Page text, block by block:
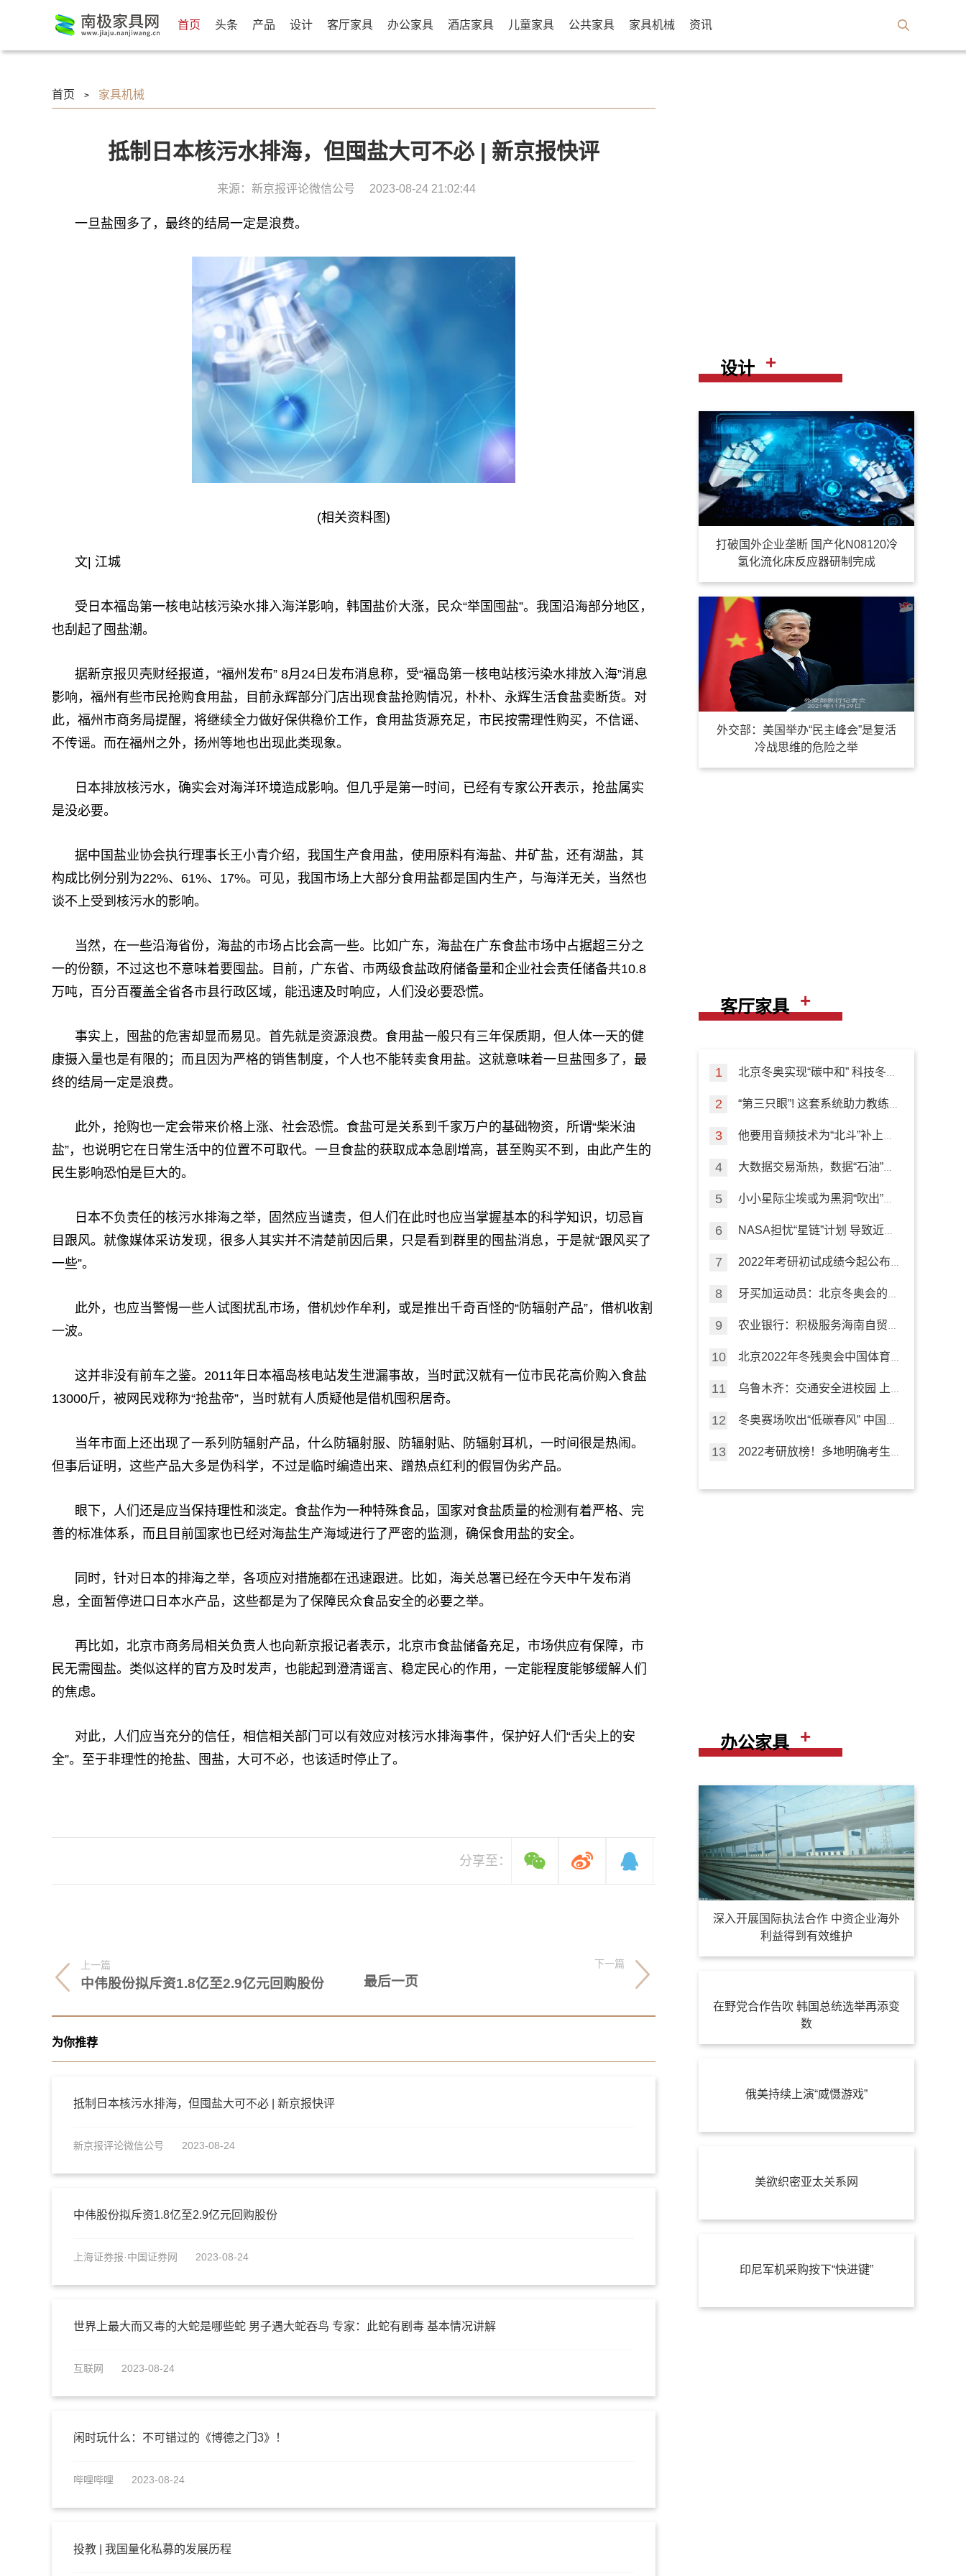
首页 头条 产品 设计 客厅家具 办公家具 酒店家具 儿童家具 公共家具 家具机械 资讯
首页 > 家具机械
抵制日本核污水排海，但囤盐大可不必 | 新京报快评
来源：新京报评论微信公号 2023-08-24 21:02:44
一旦盐囤多了，最终的结局一定是浪费。
(相关资料图)
文| 江城
受日本福岛第一核电站核污染水排入海洋影响，韩国盐价大涨，民众“举国囤盐”。我国沿海部分地区，
也刮起了囤盐潮。
据新京报贝壳财经报道，“福州发布” 8月24日发布消息称，受“福岛第一核电站核污染水排放入海”消息
影响，福州有些市民抢购食用盐，目前永辉部分门店出现食盐抢购情况，朴朴、永辉生活食盐卖断货。对
此，福州市商务局提醒，将继续全力做好保供稳价工作，食用盐货源充足，市民按需理性购买，不信谣、
不传谣。而在福州之外，扬州等地也出现此类现象。
日本排放核污水，确实会对海洋环境造成影响。但几乎是第一时间，已经有专家公开表示，抢盐属实
是没必要。
据中国盐业协会执行理事长王小青介绍，我国生产食用盐，使用原料有海盐、井矿盐，还有湖盐，其
构成比例分别为22%、61%、17%。可见，我国市场上大部分食用盐都是国内生产，与海洋无关，当然也
谈不上受到核污水的影响。
当然，在一些沿海省份，海盐的市场占比会高一些。比如广东，海盐在广东食盐市场中占据超三分之
一的份额，不过这也不意味着要囤盐。目前，广东省、市两级食盐政府储备量和企业社会责任储备共10.8
万吨，百分百覆盖全省各市县行政区域，能迅速及时响应，人们没必要恐慌。
事实上，囤盐的危害却显而易见。首先就是资源浪费。食用盐一般只有三年保质期，但人体一天的健
康摄入量也是有限的；而且因为严格的销售制度，个人也不能转卖食用盐。这就意味着一旦盐囤多了，最
终的结局一定是浪费。
此外，抢购也一定会带来价格上涨、社会恐慌。食盐可是关系到千家万户的基础物资，所谓“柴米油
盐”，也说明它在日常生活中的位置不可取代。一旦食盐的获取成本急剧增高，甚至购买不到，由此产生的
民生影响恐怕是巨大的。
日本不负责任的核污水排海之举，固然应当谴责，但人们在此时也应当掌握基本的科学知识，切忌盲
目跟风。就像媒体采访发现，很多人其实并不清楚前因后果，只是看到群里的囤盐消息，于是就“跟风买了
一些”。
此外，也应当警惕一些人试图扰乱市场，借机炒作牟利，或是推出千奇百怪的“防辐射产品”，借机收割
一波。
这并非没有前车之鉴。2011年日本福岛核电站发生泄漏事故，当时武汉就有一位市民花高价购入食盐
13000斤，被网民戏称为“抢盐帝”，当时就有人质疑他是借机囤积居奇。
当年市面上还出现了一系列防辐射产品，什么防辐射服、防辐射贴、防辐射耳机，一时间很是热闹。
但事后证明，这些产品大多是伪科学，不过是临时编造出来、蹭热点红利的假冒伪劣产品。
眼下，人们还是应当保持理性和淡定。食盐作为一种特殊食品，国家对食盐质量的检测有着严格、完
善的标准体系，而且目前国家也已经对海盐生产海域进行了严密的监测，确保食用盐的安全。
同时，针对日本的排海之举，各项应对措施都在迅速跟进。比如，海关总署已经在今天中午发布消
息，全面暂停进口日本水产品，这些都是为了保障民众食品安全的必要之举。
再比如，北京市商务局相关负责人也向新京报记者表示，北京市食盐储备充足，市场供应有保障，市
民无需囤盐。类似这样的官方及时发声，也能起到澄清谣言、稳定民心的作用，一定能程度能够缓解人们
的焦虑。
对此，人们应当充分的信任，相信相关部门可以有效应对核污水排海事件，保护好人们“舌尖上的安
全”。至于非理性的抢盐、囤盐，大可不必，也该适时停止了。
分享至：
上一篇
中伟股份拟斥资1.8亿至2.9亿元回购股份
下一篇
最后一页
为你推荐
抵制日本核污水排海，但囤盐大可不必 | 新京报快评
新京报评论微信公号 2023-08-24
中伟股份拟斥资1.8亿至2.9亿元回购股份
上海证券报·中国证券网 2023-08-24
世界上最大而又毒的大蛇是哪些蛇 男子遇大蛇吞鸟 专家：此蛇有剧毒 基本情况讲解
互联网 2023-08-24
闲时玩什么：不可错过的《博德之门3》！
哔哩哔哩 2023-08-24
投教 | 我国量化私募的发展历程
设计 +
打破国外企业垄断 国产化N08120冷
氢化流化床反应器研制完成
外交部：美国举办“民主峰会”是复活
冷战思维的危险之举
客厅家具 +
北京冬奥实现“碳中和” 科技冬奥
“第三只眼”! 这套系统助力教练
他要用音频技术为“北斗”补上室
大数据交易渐热，数据“石油”如
小小星际尘埃或为黑洞“吹出”的
NASA担忧“星链”计划 导致近地
2022年考研初试成绩今起公布
牙买加运动员：北京冬奥会的精
农业银行：积极服务海南自贸港
北京2022年冬残奥会中国体育
乌鲁木齐：交通安全进校园 上
冬奥赛场吹出“低碳春风” 中国行
2022考研放榜！多地明确考生
办公家具 +
深入开展国际执法合作 中资企业海外
利益得到有效维护
在野党合作告吹 韩国总统选举再添变
数
俄美持续上演“威慑游戏”
美欲织密亚太关系网
印尼军机采购按下“快进键”